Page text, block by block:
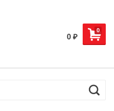
0
0 ₽